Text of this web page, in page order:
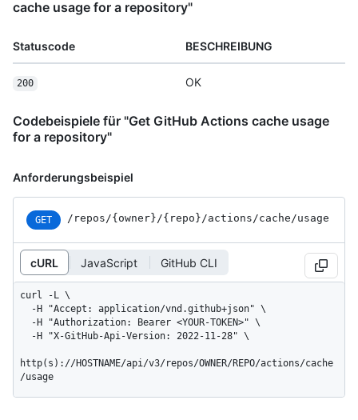
cache usage for a repository"
Statuscode BESCHREIBUNG
200 OK
Codebeispiele für "Get GitHub Actions cache usage
for a repository"
Anforderungsbeispiel
GET /repos/{owner}/{repo}/actions/cache/usage
cURL JavaScript GitHub CLI
curl -L \
http(s)://HOSTNAME/api/v3/repos/OWNER/REPO/actions/cache
/usage